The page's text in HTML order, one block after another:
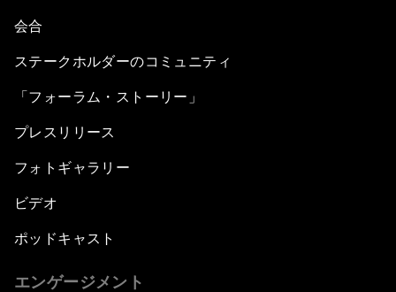
会合
ステークホルダーのコミュニティ
「フォーラム・ストーリー」
プレスリリース
フォトギャラリー
ビデオ
ポッドキャスト
エンゲージメント